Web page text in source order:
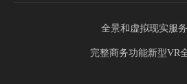
全景和虚拟现实服
完整商务功能新型VR